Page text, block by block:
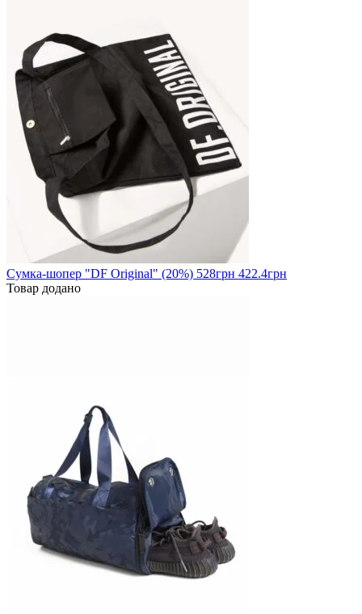
Сумка-шопер "DF Original" (20%) 528грн 422.4грн
Товар додано